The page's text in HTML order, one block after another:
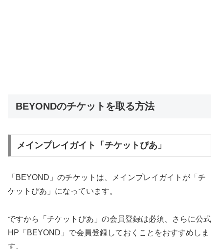
BEYONDのチケットを取る方法
メインプレイガイト「チケットぴあ」
「BEYOND」のチケットは、メインプレイガイトが「チ
ケットぴあ」になっています。
ですから「チケットぴあ」の会員登録は必須、さらに公式
HP「BEYOND」で会員登録しておくことをおすすめしま
す。